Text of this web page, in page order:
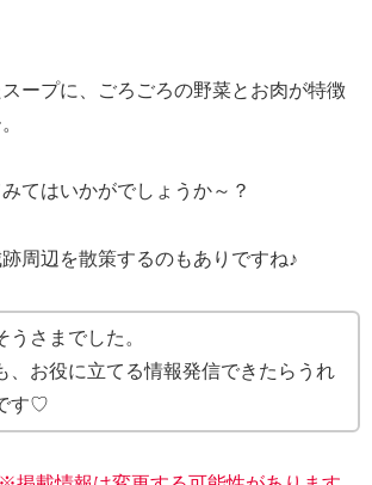
ープに、ごろごろの野菜とお肉が特徴
てはいかがでしょうか～？
周辺を散策するのもありですね♪
うさまでした。
、お役に立てる情報発信できたらうれ
す♡